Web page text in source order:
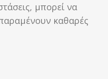
μπορεί να
καθαρές